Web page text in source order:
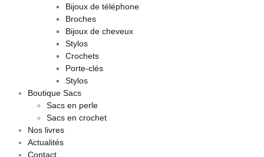
Bijoux de téléphone
Broches
Bijoux de cheveux
Stylos
Crochets
Porte-clés
Stylos
Boutique Sacs
Sacs en perle
Sacs en crochet
Nos livres
Actualités
Contact